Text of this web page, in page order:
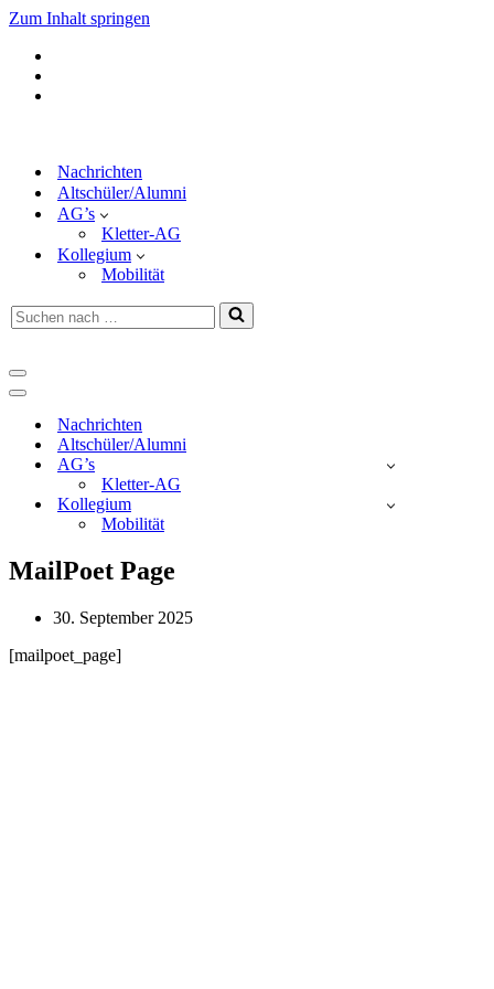
Zum Inhalt springen
Nachrichten
Altschüler/Alumni
AG’s
Kletter-AG
Kollegium
Mobilität
Suchen
nach …
Navigationsmenü
Navigationsmenü
Nachrichten
Altschüler/Alumni
AG’s
Kletter-AG
Kollegium
Mobilität
MailPoet Page
30. September 2025
[mailpoet_page]